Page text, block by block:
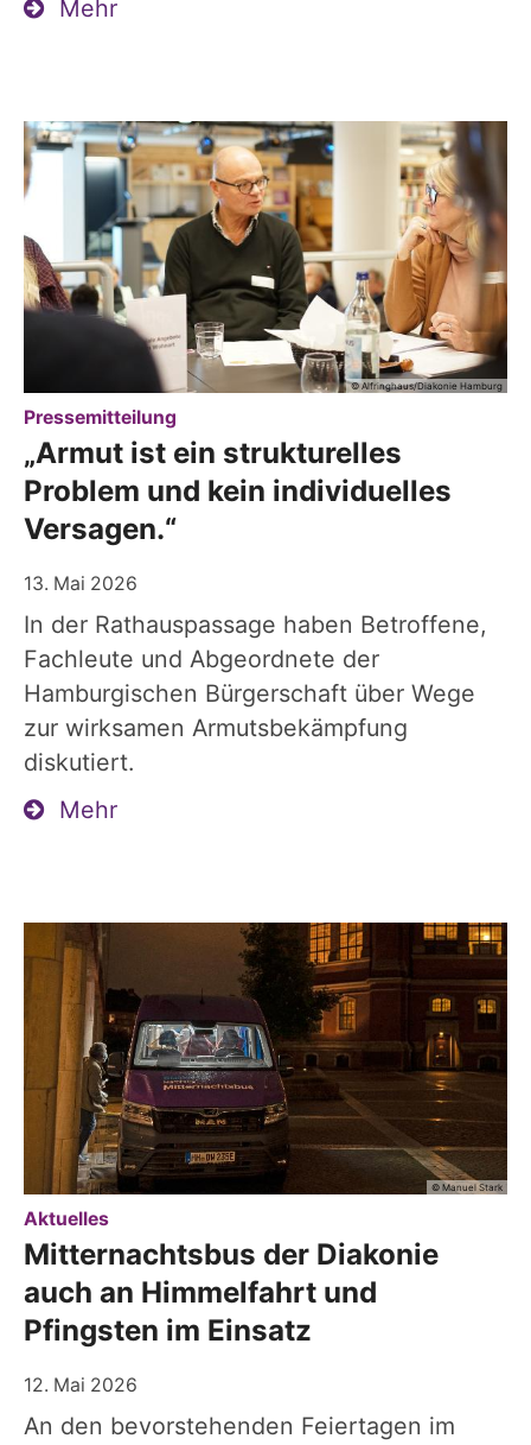
Mehr
© Alfringhaus/Diakonie Hamburg
Pressemitteilung
„Armut ist ein strukturelles
Problem und kein individuelles
Versagen.“
13. Mai 2026
In der Rathauspassage haben Betroffene,
Fachleute und Abgeordnete der
Hamburgischen Bürgerschaft über Wege
zur wirksamen Armutsbekämpfung
diskutiert.
Mehr
© Manuel Stark
Aktuelles:
Mitternachtsbus der Diakonie
auch an Himmelfahrt und
Pfingsten im Einsatz
12. Mai 2026
An den bevorstehenden Feiertagen im